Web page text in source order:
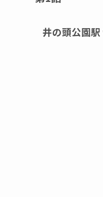
井の頭公園駅